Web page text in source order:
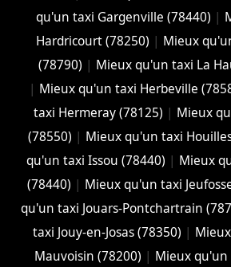
qu'un taxi Gargenville (78440) |
Hardricourt (78250) | Mieux
(78790) | Mieux qu'un taxi La
| Mieux qu'un taxi Herbeville
taxi Hermeray (78125) | Mieux
(78550) | Mieux qu'un taxi
qu'un taxi Issou (78440) | Mieux
(78440) | Mieux qu'un taxi
qu'un taxi Jouars-Pontchartrain
taxi Jouy-en-Josas (78350) |
Mauvoisin (78200) | Mieux qu'un